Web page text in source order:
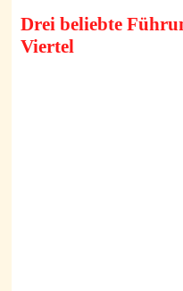
Drei beliebte
Viertel